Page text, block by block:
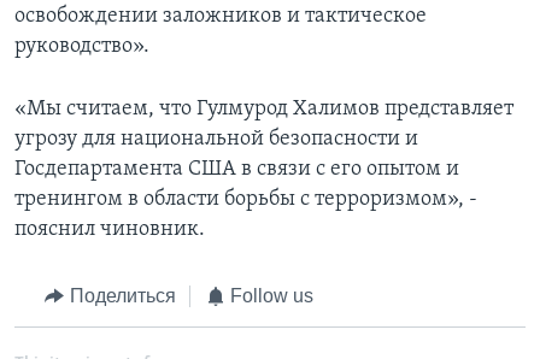
освобождении заложников и тактическое
руководство».
«Мы считаем, что Гулмурод Халимов представляет
угрозу для национальной безопасности и
Госдепартамента США в связи с его опытом и
тренингом в области борьбы с террopизмом», -
пояснил чиновник.
Поделиться Follow us